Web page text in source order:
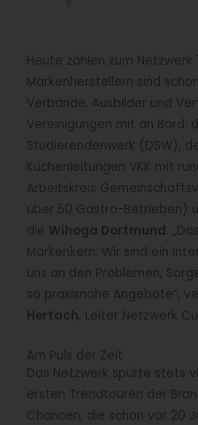
Heute zählen zum Netzwerk
Markenherstellern sind
Verbände, Ausbilder und
Vereinigungen mit an Bord:
Studierendenwerk (DSW),
Küchenleitungen VKK mit
Arbeitskreis
über 50 Gastro-Betrieben)
die Wihoga Dortmund .
Markenkern: Wir sind ein
uns an den Problemen,
so praxisnahe Angebote“,
Hertach, Leiter Netzwerk
Am Puls der Zeit
Das Netzwerk spürte stets
ersten Trendtouren der
Chancen, die schon vor 20